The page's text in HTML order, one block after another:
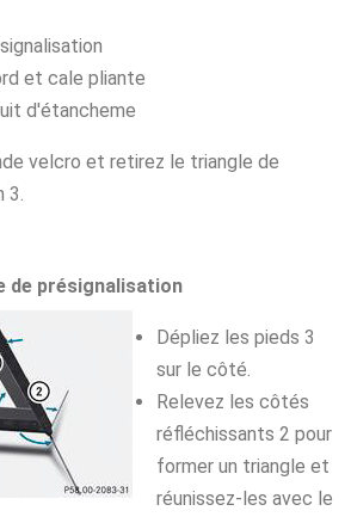
et cale pliante
d'étancheme
velcro et retirez le triangle de
de présignalisation
Dépliez les pieds 3
sur le côté.
Relevez les côtés
réfléchissants 2 pour
former un triangle et
réunissez-les avec le